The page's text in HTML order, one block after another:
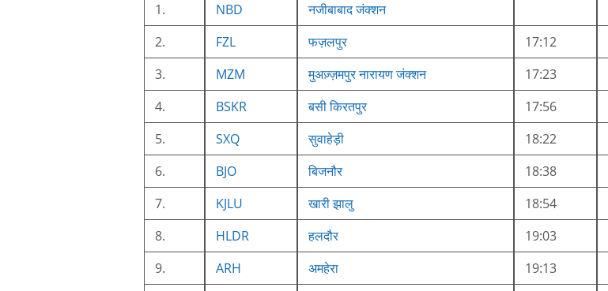
1.
NBD नजीबाबाद जंक्शन
2.
FZL फज़लपुर 17:12
3.
MZM मुअज़्ज़मपुर नारायण जंक्शन 17:23
4.
BSKR बसी किरतपुर 17:56
5.
SXQ सुवाहेड़ी 18:22
6.
BJO बिजनौर 18:38
7.
KJLU खारी झालु 18:54
8.
HLDR हलदौर 19:03
9.
ARH अमहेरा 19:13